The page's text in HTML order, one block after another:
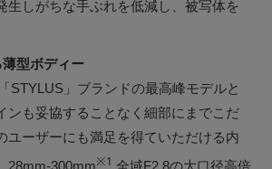
生しがちな手ぶれを低減し、被写体を
型ボディー
STYLUS」ブランドの最高峰モデルと
ンも妥協することなく細部にまでこだ
ユーザーにも満足を得ていただける内
28mm-300mm※1 全域F2.8の大口径高倍